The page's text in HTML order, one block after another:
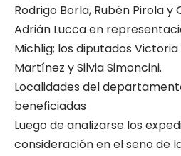
Rodrigo Borla, Rubén Pirola y
Adrián Lucca en
Michlig; los diputados
Martínez y Silvia Simoncini.
Localidades del
beneficiadas
Luego de analizarse los
consideración en el seno de